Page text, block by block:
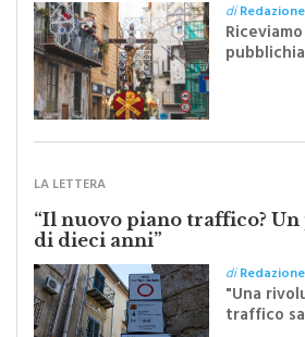
diRedazione
Festa del
LA LETTERA
“Il nuovo piano traffico?
di dieci anni”
diRedazione
"Una
traffico